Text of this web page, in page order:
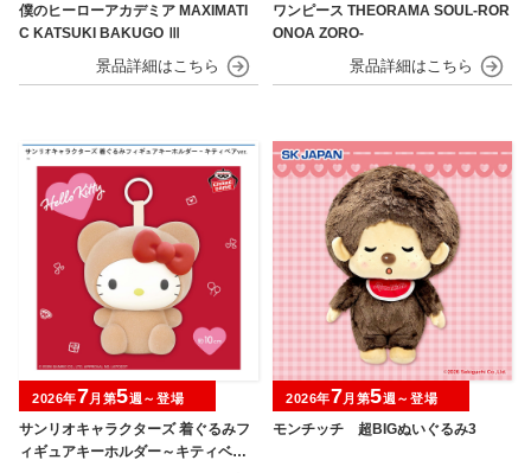
僕のヒーローアカデミア MAXIMATI
C KATSUKI BAKUGO Ⅲ
ワンピース THEORAMA SOUL-ROR
ONOA ZORO-
サンリオキャラクターズ 着ぐるみフ
ィギュアキーホルダー～キティベアv
2026年7月第5週～登場
モンチッチ 超BIGぬいぐるみ3
2026年7月第5週～登場